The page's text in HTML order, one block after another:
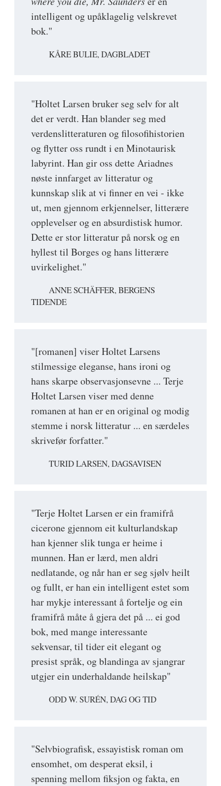
intelligent og upåklagelig velskrevet
bok."
KÅRE BULIE, DAGBLADET
"Holtet Larsen bruker seg selv for alt
det er verdt. Han blander seg med
verdenslitteraturen og filosofihistorien
og flytter oss rundt i en Minotaurisk
labyrint. Han gir oss dette Ariadnes
nøste innfarget av litteratur og
kunnskap slik at vi finner en vei - ikke
ut, men gjennom erkjennelser, litterære
opplevelser og en absurdistisk humor.
Dette er stor litteratur på norsk og en
hyllest til Borges og hans litterære
uvirkelighet."
ANNE SCHÄFFER, BERGENS
TIDENDE
"[romanen] viser Holtet Larsens
stilmessige eleganse, hans ironi og
hans skarpe observasjonsevne ... Terje
Holtet Larsen viser med denne
romanen at han er en original og modig
stemme i norsk litteratur ... en særdeles
skrivefør forfatter."
TURID LARSEN, DAGSAVISEN
"Terje Holtet Larsen er ein framifrå
cicerone gjennom eit kulturlandskap
han kjenner slik tunga er heime i
munnen. Han er lærd, men aldri
nedlatande, og når han er seg sjølv heilt
og fullt, er han ein intelligent estet som
har mykje interessant å fortelje og ein
framifrå måte å gjera det på ... ei god
bok, med mange interessante
sekvensar, til tider eit elegant og
presist språk, og blandinga av sjangrar
utgjer ein underhaldande heilskap"
ODD W. SURÉN, DAG OG TID
"Selvbiografisk, essayistisk roman om
ensomhet, om desperat eksil, i
spenning mellom fiksjon og fakta, en